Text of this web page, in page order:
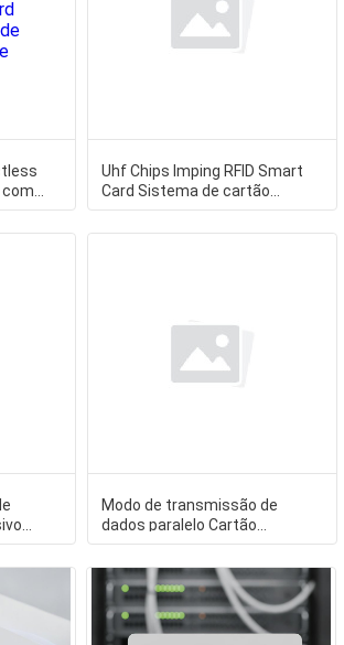
Uhf Chips Imping RFID Smart
Card Sistema de cartão
eletrônico Hico 85554mm Ideal
Modo de transmissão de
dados paralelo Cartão
inteligente RFID com chips
alien